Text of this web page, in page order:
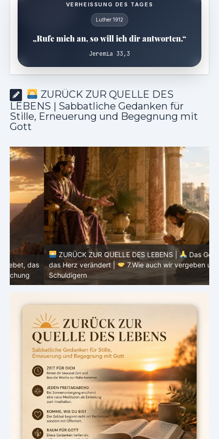
VERHEISSUNG DES TAGES
Luther 1912
„Rufe mich an, so will ich dir antworten.“
Jeremia 33,3
ZURÜCK ZUR QUELLE DES
LEBENS | Sabbatliche Gedanken für
Stille, Erneuerung und Begegnung mit
Gott
ZURÜCK ZUR QUELLE DES LEBENS |
Das Gebet, das
das Herz verändert |
7.Wie auch wir vergeben unsern
Schuldigern